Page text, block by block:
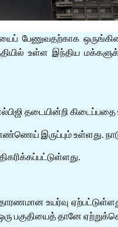
பேணுவதற்காக
உள்ள இந்திய
தடையின்றி
இருப்பும் உள்ளது.
உயர்வு
பகுதியைத் தானே